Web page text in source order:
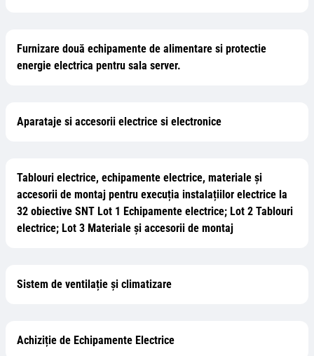
Furnizare două echipamente de alimentare si protectie
energie electrica pentru sala server.
Aparataje si accesorii electrice si electronice
Tablouri electrice, echipamente electrice, materiale și
accesorii de montaj pentru execuția instalațiilor electrice la
32 obiective SNT Lot 1 Echipamente electrice; Lot 2 Tablouri
electrice; Lot 3 Materiale și accesorii de montaj
Sistem de ventilație și climatizare
Achiziție de Echipamente Electrice